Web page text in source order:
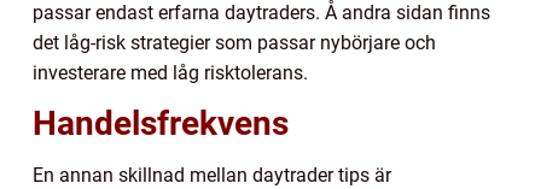
passar endast erfarna daytraders. Å andra sidan finns
det låg-risk strategier som passar nybörjare och
investerare med låg risktolerans.
Handelsfrekvens
En annan skillnad mellan daytrader tips är